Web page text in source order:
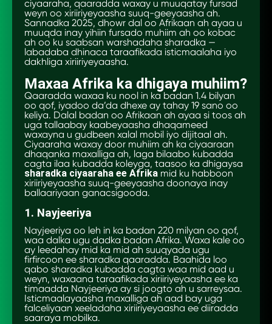
ciyaaraha, qaaradda waxay u muuqatay fursad
weyn oo xiriiriyeyaasha suuq-geeyaasha ah.
Sannadka 2025, dhowr dal oo Afrikaan ah ayaa u
muuqda inay yihiin fursado muhiim ah oo kobac
ah oo ku saabsan warshadaha sharadka —
labadaba dhinaca taraafikada isticmaalaha iyo
dakhliga xiriiriyeyaasha.
Maxaa Afrika ka dhigaya muhiim?
Qaaradda waxaa ku nool in ka badan 1.4 bilyan
oo qof, iyadoo da’da dhexe ay tahay 19 sano oo
keliya. Dalal badan oo Afrikaan ah ayaa si toos ah
uga tallaabay kaabeyaasha dhaqameed
waxayna u gudbeen xalal mobil iyo dijitaal ah.
Ciyaaraha waxay door muhiim ah ka ciyaaraan
dhaqanka maxalliga ah, laga bilaabo kubadda
cagta ilaa kubadda koleyga, taasoo ka dhigaysa
sharadka ciyaaraha ee Afrika mid ku habboon
xiriiriyeyaasha suuq-geeyaasha doonaya inay
ballaariyaan ganacsigooda.
1. Nayjeeriya
Nayjeeriya oo leh in ka badan 220 milyan oo qof,
waa dalka ugu dadka badan Afrika. Waxa kale oo
ay leedahay mid ka mid ah suuqyada ugu
firfircoon ee sharadka qaaradda. Baahida loo
qabo sharadka kubadda cagta waa mid aad u
weyn, waxaana taraafikada xiriiriyeyaasha ee ka
timaadda Nayjeeriya ay si joogto ah u sarreysaa.
Isticmaalayaasha maxalliga ah aad bay uga
falceliyaan xeeladaha xiriiriyeyaasha ee diiradda
saaraya mobilka.